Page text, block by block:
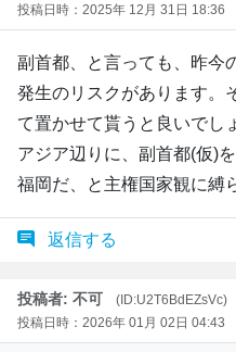
投稿日時：2025年 12月 31日 18:36
副首都、と言っても、昨今
発生のリスクがあります。
て置かせて貰うと良いでし
アジア辺りに、副首都(仮)
福岡だ、と主権国家観に縛
返信する
投稿者: 不可
(ID:U2T6BdEZsVc)
投稿日時：2026年 01月 02日 04:43